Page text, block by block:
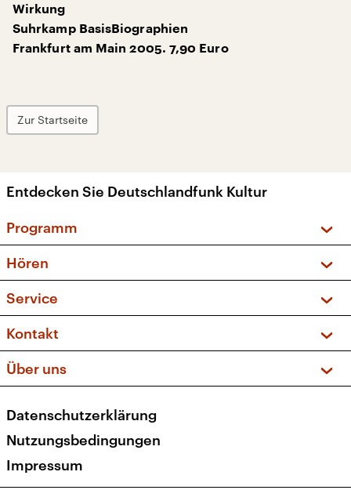
Wirkung
Suhrkamp BasisBiographien
Frankfurt am Main 2005. 7,90 Euro
Zur Startseite
Entdecken Sie Deutschlandfunk Kultur
Programm
Sendungen und Podcasts
Musikliste
Kakadu – Das Kinderprogramm
Hören
Frequenzen (UKW + DAB+)
Service
FAQ
Apps
Newsletter
Veranstaltungen
Kontakt
Social Media
Über uns
Presse
Karriere
Transparenz
Datenschutzerklärung
Nutzungsbedingungen
Impressum